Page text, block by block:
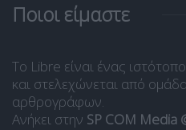
Ποιοι είμαστε
Το Libre είναι ένας
και στελεχώνεται από
αρθρογράφων.
Ανήκει στην SP COM Media